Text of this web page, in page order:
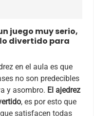
juego muy serio,
divertido para
en el aula es que
no son predecibles
y asombro. El ajedrez
, es por esto que
satisfacen todas